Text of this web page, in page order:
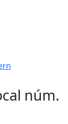
núm.